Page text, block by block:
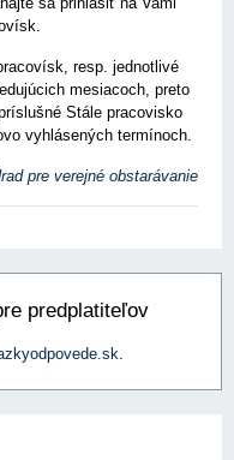
resp. jednotlivé
mesiacoch, preto
Stále pracovisko
vyhlásených termínoch.
pre verejné obstarávanie
predplatiteľov